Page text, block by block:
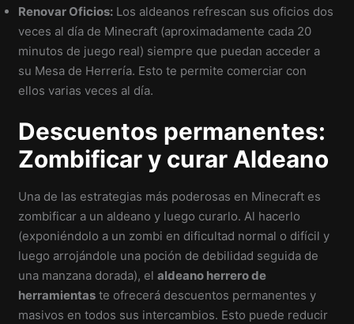
Renovar Oficios: Los aldeanos refrescan sus oficios dos
veces al día de Minecraft (aproximadamente cada 20
minutos de juego real) siempre que puedan acceder a
su Mesa de Herrería. Esto te permite comerciar con
ellos varias veces al día.
Descuentos permanentes:
Zombificar y curar Aldeano
Una de las estrategias más poderosas en Minecraft es
zombificar a un aldeano y luego curarlo. Al hacerlo
(exponiéndolo a un zombi en dificultad normal o difícil y
luego arrojándole una poción de debilidad seguida de
una manzana dorada), elaldeano herrero de
herramientas te ofrecerá descuentos permanentes y
masivos en todos sus intercambios. Esto puede reducir